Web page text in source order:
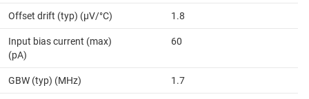
Offset drift (typ) (µV/°C) 1.8
Input bias current (max)
(pA)
60
GBW (typ) (MHz) 1.7